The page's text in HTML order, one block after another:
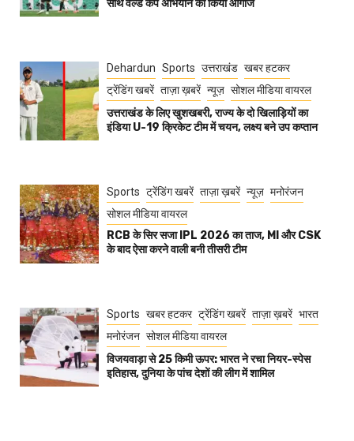
साथ वर्ल्ड कप अभियान का किया आगाज
Dehardun Sports उत्तराखंड खबर हटकर
ट्रेंडिंग खबरें ताज़ा ख़बरें न्यूज़ सोशल मीडिया वायरल
उत्तराखंड के लिए खुशखबरी, राज्य के दो खिलाड़ियों का
इंडिया U-19 क्रिकेट टीम में चयन, लक्ष्य बने उप कप्तान
Sports ट्रेंडिंग खबरें ताज़ा ख़बरें न्यूज़ मनोरंजन
सोशल मीडिया वायरल
RCB के सिर सजा IPL 2026 का ताज, MI और CSK
के बाद ऐसा करने वाली बनी तीसरी टीम
Sports खबर हटकर ट्रेंडिंग खबरें ताज़ा ख़बरें भारत
मनोरंजन सोशल मीडिया वायरल
विजयवाड़ा से 25 किमी ऊपर: भारत ने रचा नियर-स्पेस
इतिहास, दुनिया के पांच देशों की लीग में शामिल